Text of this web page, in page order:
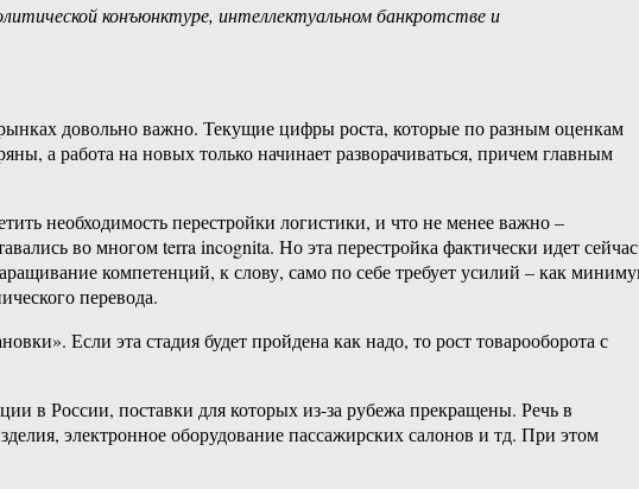
конъюнктуре, интеллектуальном банкротстве и
довольно важно. Текущие цифры роста, которые по разным оценкам
а работа на новых только начинает разворачиваться, причем главным
необходимость перестройки логистики, и что не менее важно –
во многом terra incognita. Но эта перестройка фактически идет
компетенций, к слову, само по себе требует усилий – как
перевода.
Если эта стадия будет пройдена как надо, то рост товарооборота с
в России, поставки для которых из-за рубежа прекращены. Речь в
электронное оборудование пассажирских салонов и тд. При этом